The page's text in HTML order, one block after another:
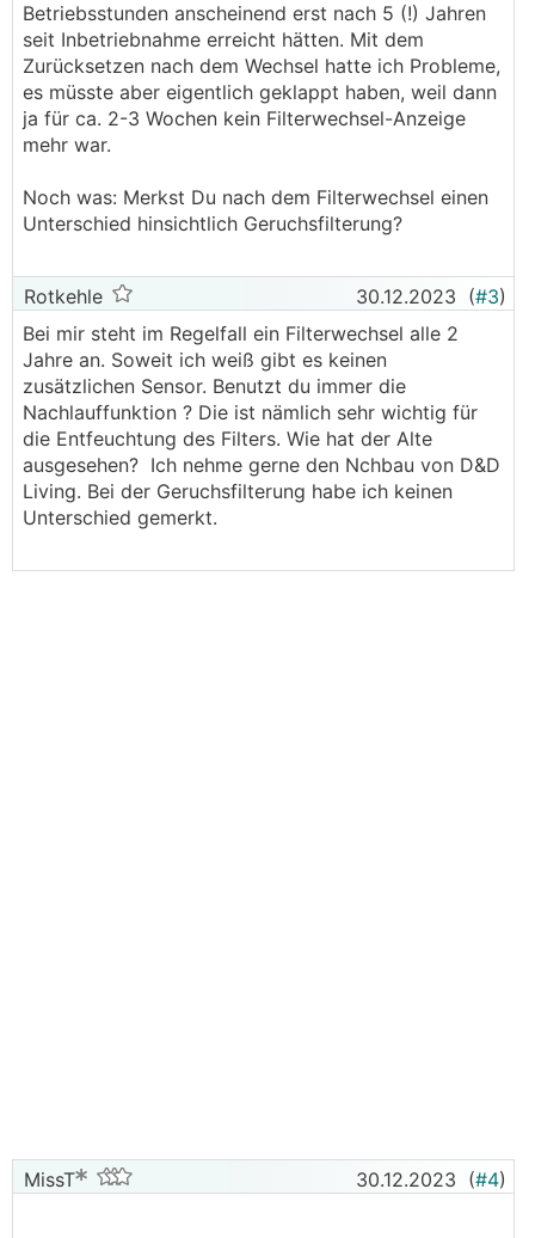
Betriebsstunden anscheinend erst nach 5 (!) Jahren
seit Inbetriebnahme erreicht hätten. Mit dem
Zurücksetzen nach dem Wechsel hatte ich Probleme,
es müsste aber eigentlich geklappt haben, weil dann
ja für ca. 2-3 Wochen kein Filterwechsel-Anzeige
mehr war.
Noch was: Merkst Du nach dem Filterwechsel einen
Unterschied hinsichtlich Geruchsfilterung?
Rotkehle 30.12.2023 (#3)
Bei mir steht im Regelfall ein Filterwechsel alle 2
Jahre an. Soweit ich weiß gibt es keinen
zusätzlichen Sensor. Benutzt du immer die
Nachlauffunktion ? Die ist nämlich sehr wichtig für
die Entfeuchtung des Filters. Wie hat der Alte
ausgesehen? Ich nehme gerne den Nchbau von D&D
Living. Bei der Geruchsfilterung habe ich keinen
Unterschied gemerkt.
MissT 30.12.2023 (#4)